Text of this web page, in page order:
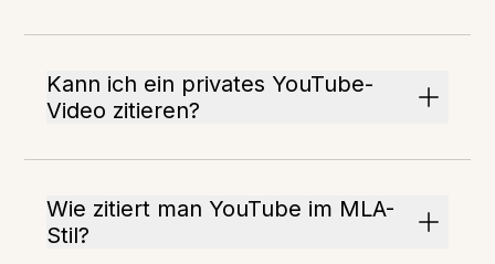
Kann ich ein privates YouTube-
Video zitieren?
Wie zitiert man YouTube im MLA-
Stil?